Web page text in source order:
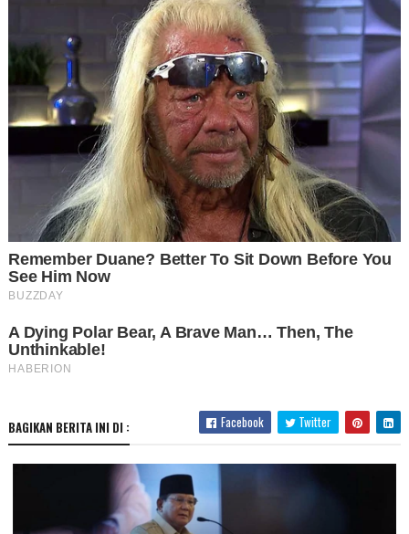
BAGIKAN BERITA INI DI : Facebook Twitter